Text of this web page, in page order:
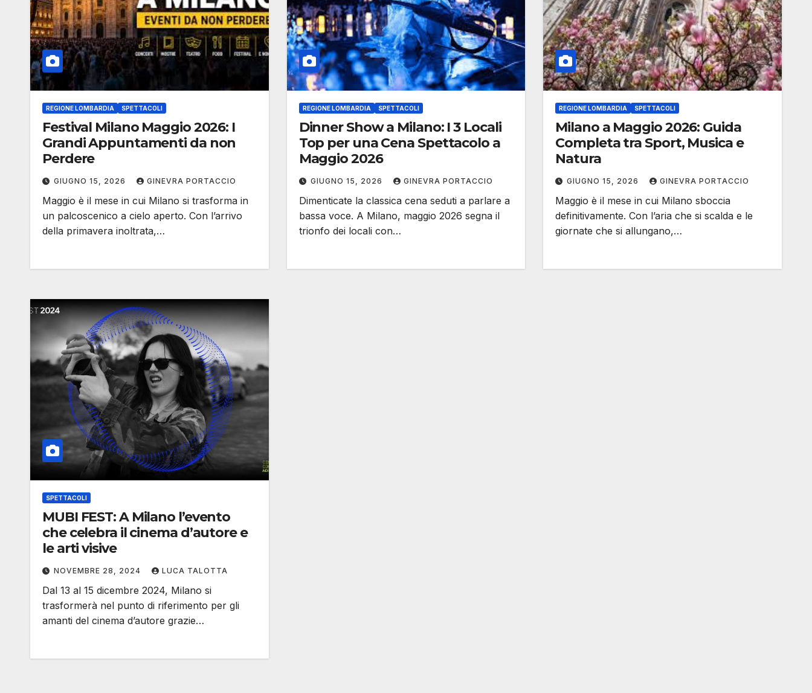
REGIONE LOMBARDIA SPETTACOLI
Festival Milano Maggio 2026: I
Grandi Appuntamenti da non
Perdere
GIUGNO 15, 2026 GINEVRA PORTACCIO
Maggio è il mese in cui Milano si trasforma in
un palcoscenico a cielo aperto. Con l’arrivo
della primavera inoltrata,…
REGIONE LOMBARDIA SPETTACOLI
Dinner Show a Milano: I 3 Locali
Top per una Cena Spettacolo a
Maggio 2026
GIUGNO 15, 2026 GINEVRA PORTACCIO
Dimenticate la classica cena seduti a parlare a
bassa voce. A Milano, maggio 2026 segna il
trionfo dei locali con…
REGIONE LOMBARDIA SPETTACOLI
Milano a Maggio 2026: Guida
Completa tra Sport, Musica e
Natura
GIUGNO 15, 2026 GINEVRA PORTACCIO
Maggio è il mese in cui Milano sboccia
definitivamente. Con l’aria che si scalda e le
giornate che si allungano,…
SPETTACOLI
MUBI FEST: A Milano l’evento
che celebra il cinema d’autore e
le arti visive
NOVEMBRE 28, 2024 LUCA TALOTTA
Dal 13 al 15 dicembre 2024, Milano si
trasformerà nel punto di riferimento per gli
amanti del cinema d’autore grazie…